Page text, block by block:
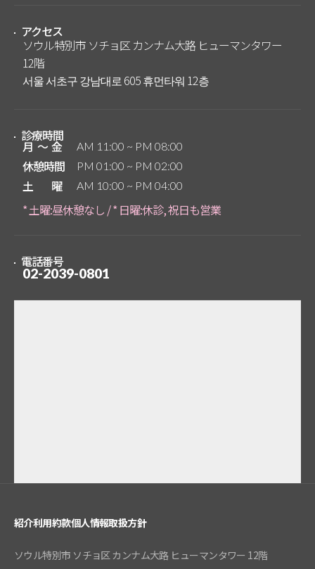
アクセス
ソウル特別市 ソチョ区 カンナム大路 ヒューマンタワー
12階
서울 서초구 강남대로 605 휴먼타워 12층
診療時間
月～金 AM 11:00 ~ PM 08:00
休憩時間 PM 01:00 ~ PM 02:00
土曜 AM 10:00 ~ PM 04:00
* 土曜:昼休憩なし / * 日曜:休診, 祝日も営業
電話番号
02-2039-0801
紹介利用約款個人情報取扱方針
ソウル特別市 ソチョ区 カンナム大路 ヒューマンタワー 12階